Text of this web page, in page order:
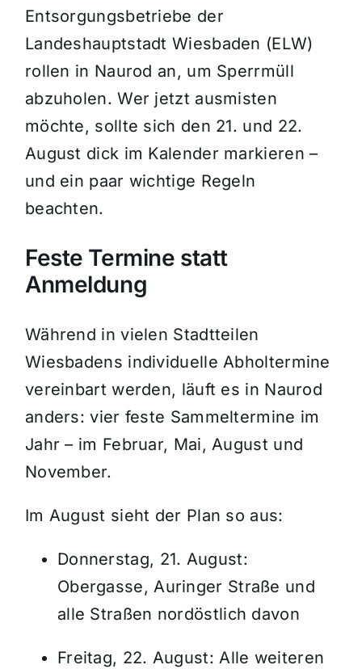
Entsorgungsbetriebe der
Landeshauptstadt Wiesbaden (ELW)
rollen in Naurod an, um Sperrmüll
abzuholen. Wer jetzt ausmisten
möchte, sollte sich den 21. und 22.
August dick im Kalender markieren –
und ein paar wichtige Regeln
beachten.
Feste Termine statt
Anmeldung
Während in vielen Stadtteilen
Wiesbadens individuelle Abholtermine
vereinbart werden, läuft es in Naurod
anders: vier feste Sammeltermine im
Jahr – im Februar, Mai, August und
November.
Im August sieht der Plan so aus:
Donnerstag, 21. August:
Obergasse, Auringer Straße und
alle Straßen nordöstlich davon
Freitag, 22. August: Alle weiteren